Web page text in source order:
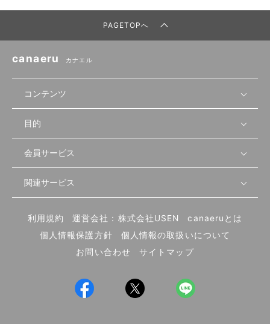
PAGETOPへ
canaeru カナエル
コンテンツ
無料開業相談
セミナー情報
セミナー動画
物件を探す
首都圏
北海道
先輩開業者の声
開業・経営に関する記事
編集ポリシー
業態別の開業方法
UIターン開業特集
目的
店舗運営
物件
内装・設備
食材・仕入れ
会員サービス
会員登録
ログイン
関連サービス
飲食店サクセスガイド（外部サイト）
利用規約 運営会社：株式会社USEN
canaeruとは
個人情報保護方針
個人情報の取扱いについて
お問い合わせ
サイトマップ